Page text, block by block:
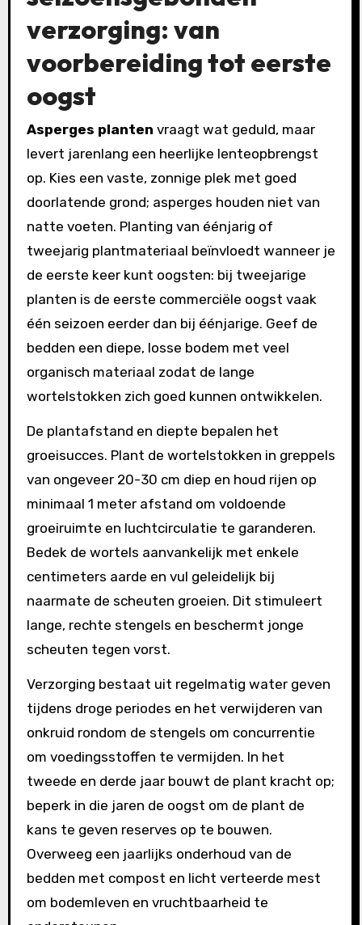
verzorging: van
voorbereiding tot eerste
oogst
Asperges planten vraagt wat geduld, maar
levert jarenlang een heerlijke lenteopbrengst
op. Kies een vaste, zonnige plek met goed
doorlatende grond; asperges houden niet van
natte voeten. Planting van éénjarig of
tweejarig plantmateriaal beïnvloedt wanneer je
de eerste keer kunt oogsten: bij tweejarige
planten is de eerste commerciële oogst vaak
één seizoen eerder dan bij éénjarige. Geef de
bedden een diepe, losse bodem met veel
organisch materiaal zodat de lange
wortelstokken zich goed kunnen ontwikkelen.
De plantafstand en diepte bepalen het
groeisucces. Plant de wortelstokken in greppels
van ongeveer 20-30 cm diep en houd rijen op
minimaal 1 meter afstand om voldoende
groeiruimte en luchtcirculatie te garanderen.
Bedek de wortels aanvankelijk met enkele
centimeters aarde en vul geleidelijk bij
naarmate de scheuten groeien. Dit stimuleert
lange, rechte stengels en beschermt jonge
scheuten tegen vorst.
Verzorging bestaat uit regelmatig water geven
tijdens droge periodes en het verwijderen van
onkruid rondom de stengels om concurrentie
om voedingsstoffen te vermijden. In het
tweede en derde jaar bouwt de plant kracht op;
beperk in die jaren de oogst om de plant de
kans te geven reserves op te bouwen.
Overweeg een jaarlijks onderhoud van de
bedden met compost en licht verteerde mest
om bodemleven en vruchtbaarheid te